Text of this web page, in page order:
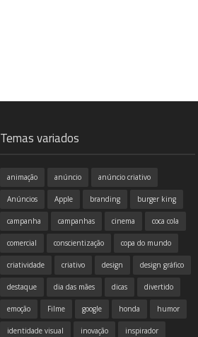
Temas variados
animação anúncio anúncio criativo
Anúncios Apple branding burger king
campanha campanhas cinema coca cola
comercial conscientização copa do mundo
criatividade criativo design design gráfico
destaque dia das mães dicas divertido
emoção Filme google honda humor
identidade visual inovação inspirador